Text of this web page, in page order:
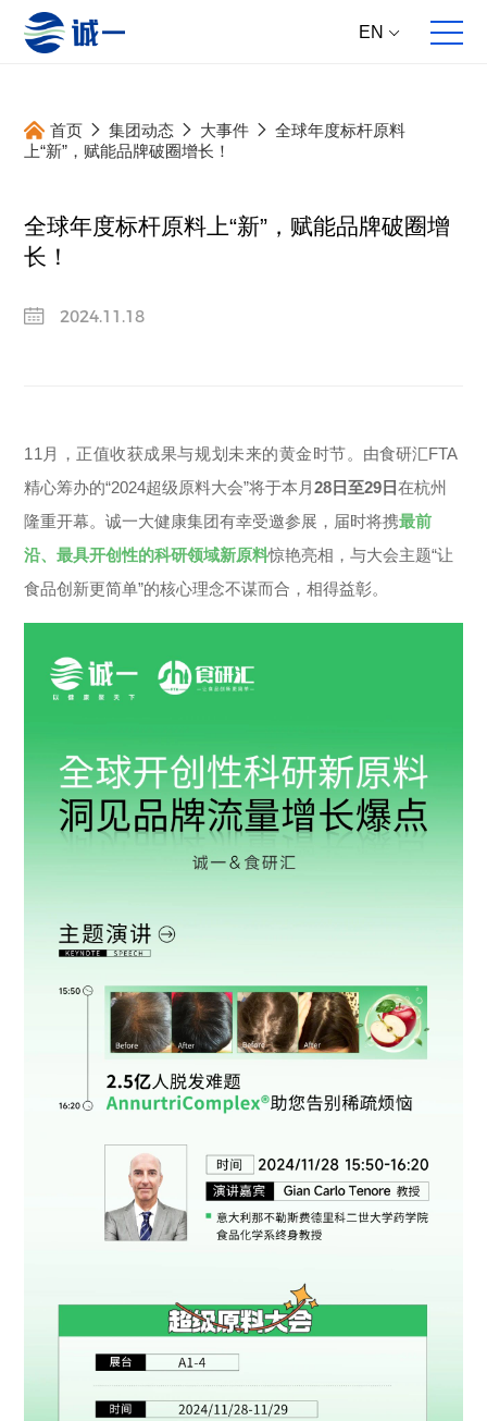
EN
关于我们
发展历程
全案服务
多维产品提案
全面动销服务
产品中心 集团动态
联系我们
021-5446 8788
上海市徐汇区中山西路1602号宏汇国际广场B
首页 集团动态 大事件
全球年度标杆原料
上“新”，赋能品牌破圈增长！
全球年度标杆原料上“新”，赋能品牌破圈增
长！
2024.11.18
11月，正值收获成果与规划未来的黄金时节。 由食研汇FTA
精心筹办的“2024超级原料大会”将于本月28日至29日在杭州
隆重开幕。诚一大健康集团有幸受邀参展，届时将携最前
沿、最具开创性的科研领域新原料惊艳亮相，与大会主题“让
食品创新更简单”的核心理念不谋而合，相得益彰。